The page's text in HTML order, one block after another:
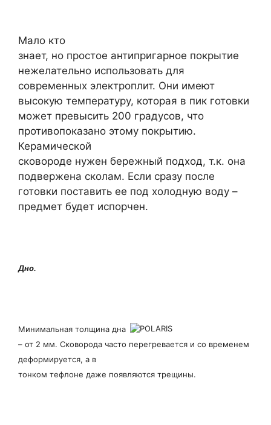
Мало кто
знает, но простое антипригарное покрытие
нежелательно использовать для
современных электроплит. Они имеют
высокую температуру, которая в пик готовки
может превысить 200 градусов, что
противопоказано этому покрытию.
Керамической
сковороде нужен бережный подход, т.к. она
подвержена сколам. Если сразу после
готовки поставить ее под холодную воду –
предмет будет испорчен.
Дно.
Минимальная толщина дна
– от 2 мм. Сковорода часто перегревается и со временем
деформируется, а в
тонком тефлоне даже появляются трещины.